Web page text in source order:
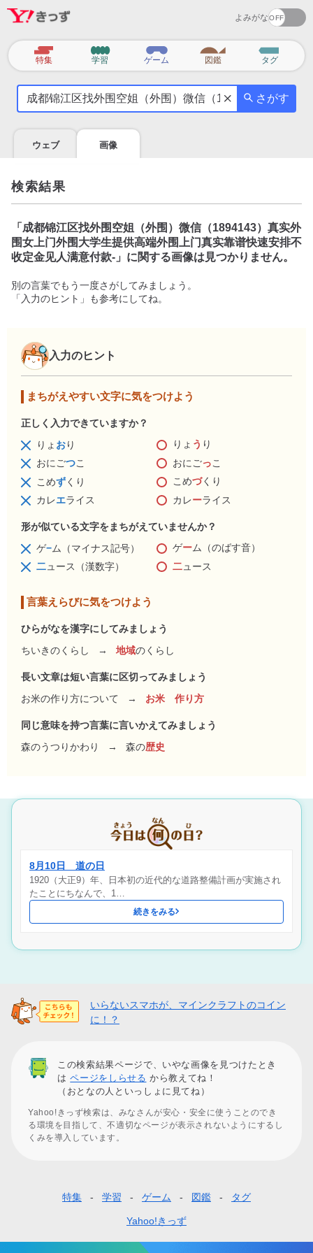
よみがな
カ
テ
特集 学習 ゲーム 図鑑 タグ
気
に
を
調
べ
よ
う
さがす
ウェブ 画像
検索結果
「 成都锦江区找外围空姐（外围）微信（1894143）真实外
围女上门外围大学生提供高端外围上门真实靠谱快速安排不
收定金见人满意付款- 」に関する画像は見つかりません。
別の言葉でもう一度さがしてみましょう。
「入力のヒント」も参考にしてね。
入力のヒント
まちがえやすい文字に気をつけよう
正しく入力できていますか？
りょ おり りょ う り
おにごつこ おにごっこ
こめずくり こめづくり
カレエライス カレーライス
形が似ている文字をまちがえていませんか？
ゲ−ム（マイナス記号） ゲーム（のばす音）
二ュース（漢数字） 二ュース
言葉えらびに気をつけよう
ひらがなを漢字にしてみましょう
ちいきのくらし
→ 地域のくらし
長い文章は短い言葉に区切ってみましょう
お米の作り方について
→ お米 作り方
同じ意味を持つ言葉に言いかえてみましょう
森のうつりかわり
→ 森の歴史
8月10日 道の日
1920（大正9）年、日本初の近代的な道路整備計画が実施され
たことにちなんで、1…
続きをみる
いらないスマホが、マインクラフトのコイン
に！？
この検索結果ページで、いやな画像を見つけたとき
はページをしらせる から教えてね！
（おとなの人といっしょに見てね）
Yahoo!きっず検索は、みなさんが安心・安全に使うことのでき
る環境を目指して、不適切なページが表示されないようにするし
くみを導入しています。
タ
特集 学習 ゲーム 図鑑 タグ
Yahoo!きっず